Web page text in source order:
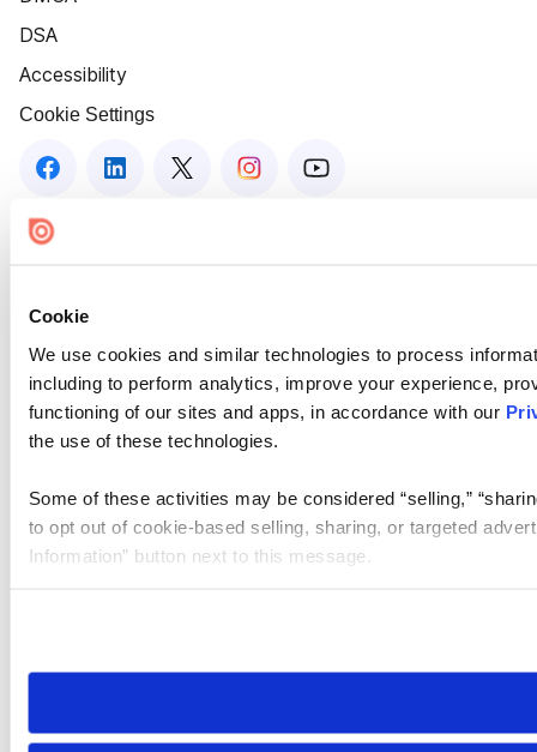
Cookie
We use cookies and similar technologies to process
including to perform analytics, improve your experience,
functioning of our sites and apps, in accordance with our
the use of these technologies.
Some of these activities may be considered “selling,”
to opt out of cookie-based selling, sharing, or targeted
Information” button next to this message.
need to be set again.
DSA
Accessibility
Cookie Settings